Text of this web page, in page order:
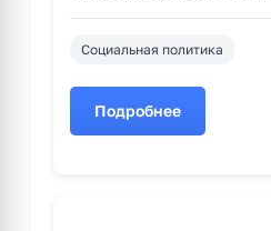
Социальная политика
Подробнее
о